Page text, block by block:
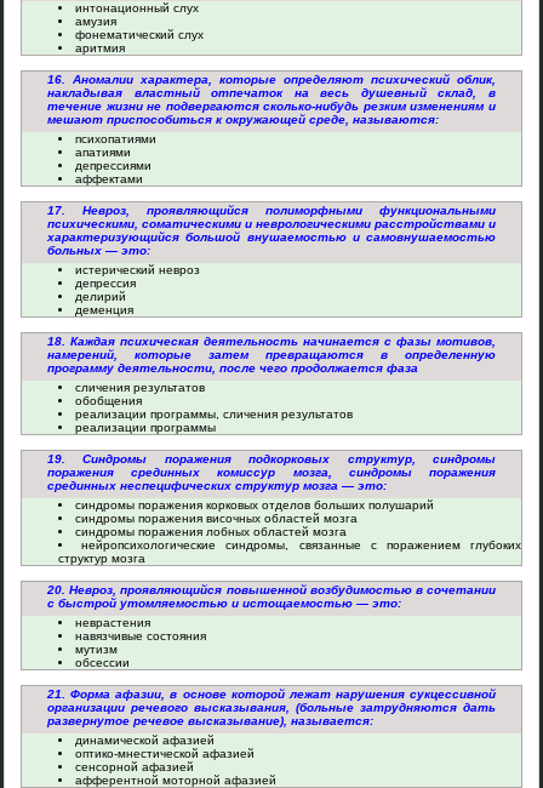
интонационный слух
амузия
фонематический слух
аритмия
16. Аномалии характера, которые определяют психический облик,
накладывая властный отпечаток на весь душевный склад, в
течение жизни не подвергаются сколько-нибудь резким изменениям и
мешают приспособиться к окружающей среде, называются:
психопатиями
апатиями
депрессиями
аффектами
17. Невроз, проявляющийся полиморфными функциональными
психическими, соматическими и неврологическими расстройствами и
характеризующийся большой внушаемостью и самовнушаемостью
больных — это:
истерический невроз
депрессия
делирий
деменция
18. Каждая психическая деятельность начинается с фазы мотивов,
намерений, которые затем превращаются в определенную
программу деятельности, после чего продолжается фаза
сличения результатов
обобщения
реализации программы, сличения результатов
реализации программы
19. Синдромы поражения подкорковых структур, синдромы
поражения срединных комиссур мозга, синдромы поражения
срединных неспецифических структур мозга — это:
синдромы поражения корковых отделов больших полушарий
синдромы поражения височных областей мозга
синдромы поражения лобных областей мозга
нейропсихологические синдромы, связанные с поражением глубоких
структур мозга
20. Невроз, проявляющийся повышенной возбудимостью в сочетании
с быстрой утомляемостью и истощаемостью — это:
неврастения
навязчивые состояния
мутизм
обсессии
21. Форма афазии, в основе которой лежат нарушения сукцессивной
организации речевого высказывания, (больные затрудняются дать
развернутое речевое высказывание), называется:
динамической афазией
оптико-мнестической афазией
сенсорной афазией
афферентной моторной афазией